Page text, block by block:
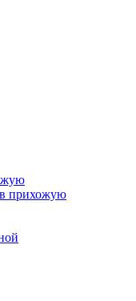
прихожую